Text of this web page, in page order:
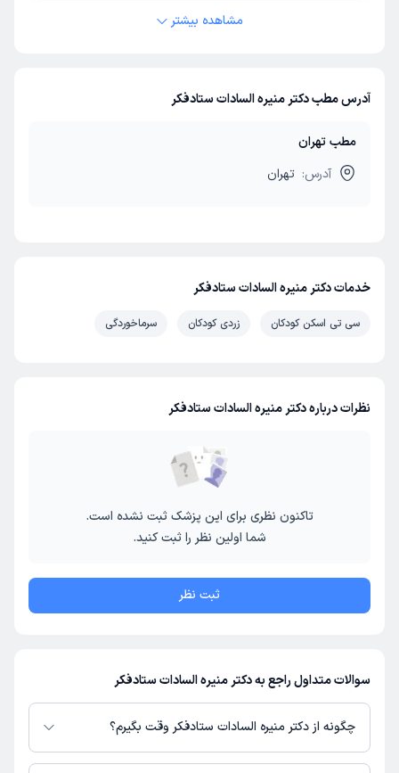
مشاهده بیشتر
آدرس مطب دکتر منیره السادات ستادفکر
مطب تهران
آدرس: تهران
خدمات دکتر منیره السادات ستادفکر
سی تی اسکن کودکان زردی کودکان سرماخوردگی
نظرات درباره دکتر منیره السادات ستادفکر
تاکنون نظری برای این پزشک ثبت نشده است.
شما اولین نظر را ثبت کنید.
ثبت نظر
سوالات متداول راجع به دکتر منیره السادات ستادفکر
چگونه از دکتر منیره السادات ستادفکر وقت بگیرم؟
در صورتی کهدکتر منیره السادات ستادفکردارای پروفایل فعال و نوبت‌دهی باز در